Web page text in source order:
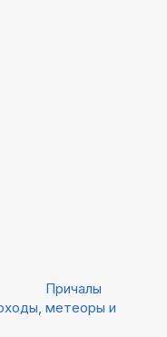
Причалы
метеоры и